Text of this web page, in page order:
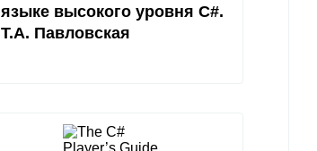
языке высокого уровня C#.
Т.А. Павловская